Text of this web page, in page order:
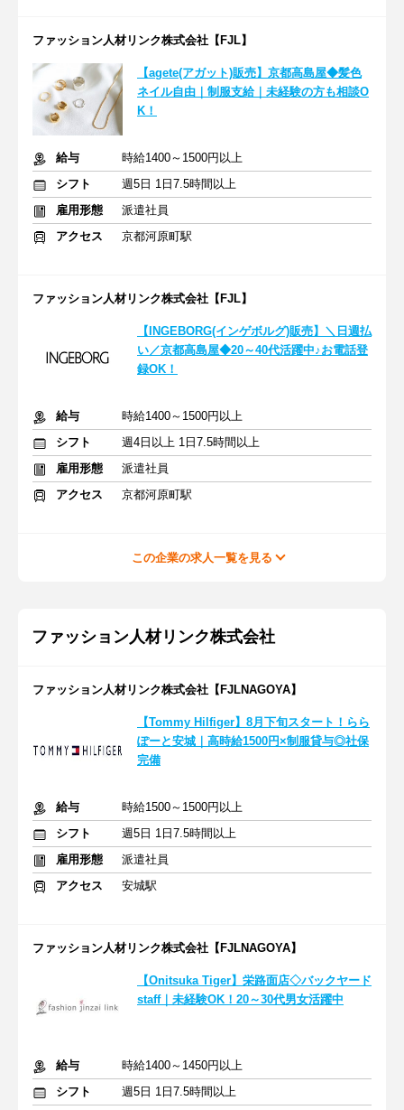
ファッション人材リンク株式会社【FJL】
【agete(アガット)販売】京都高島屋◆髪色
ネイル自由｜制服支給｜未経験の方も相談O
K！
給与
時給1400～1500円以上
シフト
週5日 1日7.5時間以上
雇用形態
派遣社員
アクセス
京都河原町駅
ファッション人材リンク株式会社【FJL】
【INGEBORG(インゲボルグ)販売】＼日週払
い／京都高島屋◆20～40代活躍中♪お電話登
録OK！
給与
時給1400～1500円以上
シフト
週4日以上 1日7.5時間以上
雇用形態
派遣社員
アクセス
京都河原町駅
この企業の求人一覧を見る
ファッション人材リンク株式会社
ファッション人材リンク株式会社【FJLNAGOYA】
【Tommy Hilfiger】8月下旬スタート！らら
ぽーと安城｜高時給1500円×制服貸与◎社保
完備
給与
時給1500～1500円以上
シフト
週5日 1日7.5時間以上
雇用形態
派遣社員
アクセス
安城駅
ファッション人材リンク株式会社【FJLNAGOYA】
【Onitsuka Tiger】栄路面店◇バックヤード
staff｜未経験OK！20～30代男女活躍中
給与
時給1400～1450円以上
シフト
週5日 1日7.5時間以上